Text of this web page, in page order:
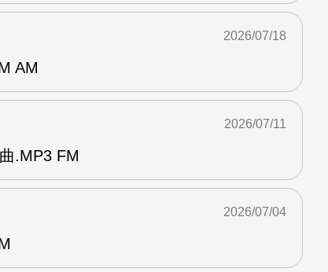
AM
2026/07/18
.MP3 FM
2026/07/11
2026/07/04